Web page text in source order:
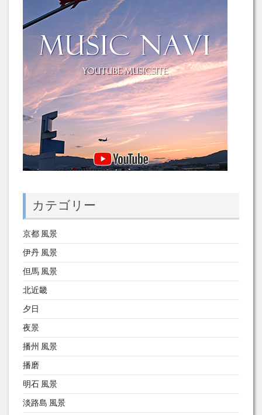
カテゴリー
京都 風景
伊丹 風景
但馬 風景
北近畿
夕日
夜景
播州 風景
播磨
明石 風景
淡路島 風景